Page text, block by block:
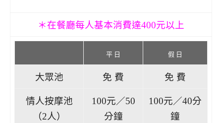
＊在餐廳每人基本消費達400元以上
平 日 假 日
大眾池 免 費 免 費
情人按摩池
（2人）
100元／50
分鐘
100元／40分
鐘